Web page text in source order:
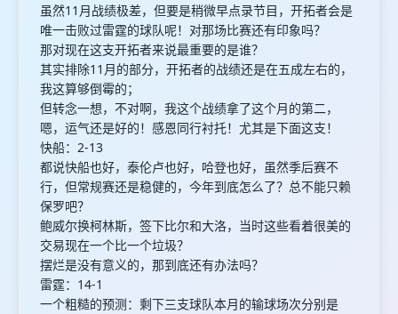
虽然11月战绩极差，但要是稍微早点录节目，开拓者会是
唯一击败过雷霆的球队呢！对那场比赛还有印象吗？
那对现在这支开拓者来说最重要的是谁？
其实排除11月的部分，开拓者的战绩还是在五成左右的，
我这算够倒霉的；
但转念一想，不对啊，我这个战绩拿了这个月的第二，
嗯，运气还是好的！感恩同行衬托！尤其是下面这支！
快船：2-13
都说快船也好，泰伦卢也好，哈登也好，虽然季后赛不
行，但常规赛还是稳健的，今年到底怎么了？总不能只赖
保罗吧？
鲍威尔换柯林斯，签下比尔和大洛，当时这些看着很美的
交易现在一个比一个垃圾？
摆烂是没有意义的，那到底还有办法吗？
雷霆：14-1
一个粗糙的预测：剩下三支球队本月的输球场次分别是